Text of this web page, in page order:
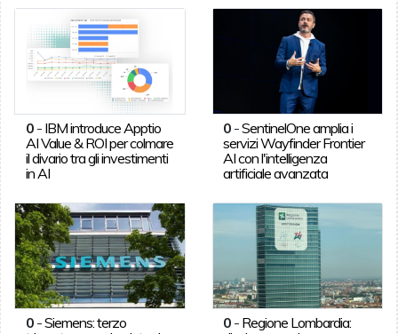
0- IBM introduce Apptio
AI Value & ROI per colmare
il divario tra gli investimenti
in AI
0 -SentinelOne amplia i
servizi Wayfinder Frontier
AI con l'intelligenza
artificiale avanzata
0-Siemens: terzo
0 - Regione Lombardia: